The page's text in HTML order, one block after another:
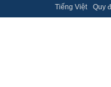
Tiếng Việt Quy